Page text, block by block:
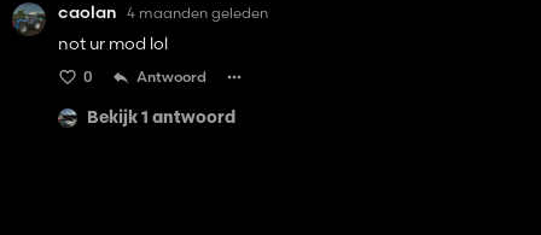
caolan 4 maanden geleden
not ur mod lol
0 Antwoord
Bekijk 1 antwoord